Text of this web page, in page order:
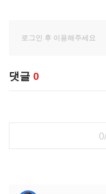
댓글 0